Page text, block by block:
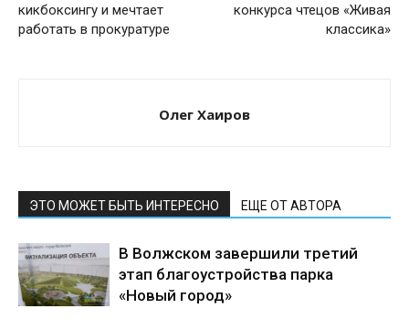
кикбоксингу и мечтает
работать в прокуратуре
конкурса чтецов «Живая
классика»
Олег Хаиров
ЭТО МОЖЕТ БЫТЬ ИНТЕРЕСНО ЕЩЕ ОТ АВТОРА
В Волжском завершили третий
этап благоустройства парка
«Новый город»